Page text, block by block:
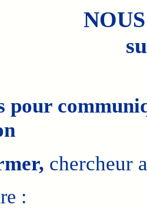
pour
chercheur
: